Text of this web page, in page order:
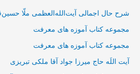
شرح حال اجمالی آیت‌الله‌العظمی ملّا
مجموعه کتاب آموزه های معرفت
مجموعه کتاب آموزه های معرفت
آیت اللَه حاج میرزا جواد آقا ملکی تبریزی